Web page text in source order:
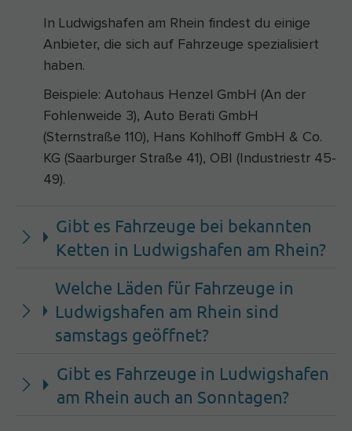
In Ludwigshafen am Rhein findest du einige
Anbieter, die sich auf Fahrzeuge spezialisiert
haben.
Beispiele: Autohaus Henzel GmbH (An der
Fohlenweide 3), Auto Berati GmbH
(Sternstraße 110), Hans Kohlhoff GmbH & Co.
KG (Saarburger Straße 41), OBI (Industriestr 45-
49).
Gibt es Fahrzeuge bei bekannten
Ketten in Ludwigshafen am Rhein?
Welche Läden für Fahrzeuge in
Ludwigshafen am Rhein sind
samstags geöffnet?
Gibt es Fahrzeuge in Ludwigshafen
am Rhein auch an Sonntagen?